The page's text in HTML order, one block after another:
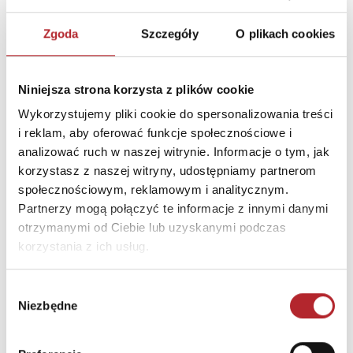
Zgoda Szczegóły O plikach cookies
Niniejsza strona korzysta z plików cookie
Wykorzystujemy pliki cookie do spersonalizowania treści
i reklam, aby oferować funkcje społecznościowe i
analizować ruch w naszej witrynie. Informacje o tym, jak
korzystasz z naszej witryny, udostępniamy partnerom
społecznościowym, reklamowym i analitycznym.
Partnerzy mogą połączyć te informacje z innymi danymi
otrzymanymi od Ciebie lub uzyskanymi podczas
korzystania z ich usług.
zgody
Niezbędne
Brak danych
Wyłączność